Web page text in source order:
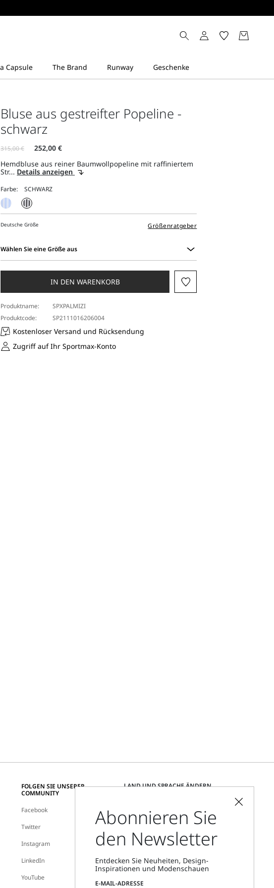
Bluse aus gestreifter Popeline -
schwarz
Hemdbluse aus reiner Baumwollpopeline mit raffiniertem
Str... Details anzeigen
Farbe:
Deutsche Größe Größenratgeber
Wählen Sie eine Größe aus
Sie
aus
IN DEN WARENKORB
Produktname:
SPXPALMIZI
Produktcode:
SP2111016206004
Kostenloser Versand und Rücksendung
Zugriff auf Ihr Sportmax-Konto
FOLGEN SIE UNSERER
COMMUNITY
Facebook
Twitter
Instagram
LinkedIn
YouTube
LAND UND SPRACHE ÄNDERN
Filialfinder
Mo.–Fr., 09:00–18:00 Uhr MEZ
Abonnieren Sie
den Newsletter
Entdecken Sie Neuheiten, Design-
Inspirationen und Modenschauen
E-MAIL-ADRESSE